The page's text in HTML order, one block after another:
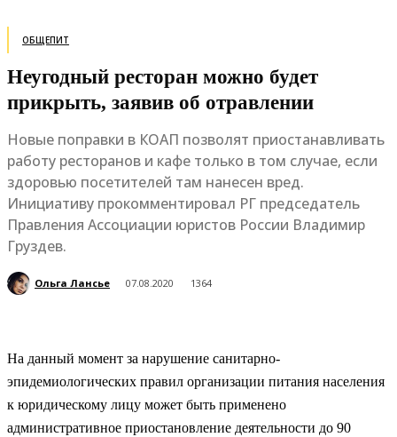
ОБЩЕПИТ
Неугодный ресторан можно будет
прикрыть, заявив об отравлении
Новые поправки в КОАП позволят приостанавливать
работу ресторанов и кафе только в том случае, если
здоровью посетителей там нанесен вред.
Инициативу прокомментировал РГ председатель
Правления Ассоциации юристов России Владимир
Груздев.
Ольга Лансье 07.08.2020 1364
На данный момент за нарушение санитарно-
эпидемиологических правил организации питания населения
к юридическому лицу может быть применено
административное приостановление деятельности до 90